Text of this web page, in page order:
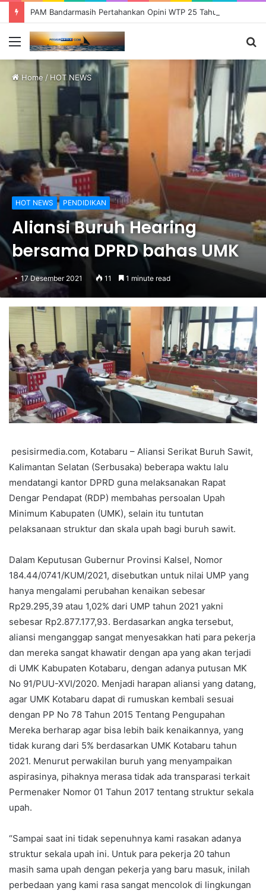
Menu
Home / HOT NEWS
HOT NEWS PENDIDIKAN
Aliansi Buruh Hearing
bersama DPRD bahas UMK
17 Desember 2021 11 1 minute read
pesisirmedia.com, Kotabaru – Aliansi Serikat Buruh Sawit,
Kalimantan Selatan (Serbusaka) beberapa waktu lalu
mendatangi kantor DPRD guna melaksanakan Rapat
Dengar Pendapat (RDP) membahas persoalan Upah
Minimum Kabupaten (UMK), selain itu tuntutan
pelaksanaan struktur dan skala upah bagi buruh sawit.
Dalam Keputusan Gubernur Provinsi Kalsel, Nomor
184.44/0741/KUM/2021, disebutkan untuk nilai UMP yang
hanya mengalami perubahan kenaikan sebesar
Rp29.295,39 atau 1,02% dari UMP tahun 2021 yakni
sebesar Rp2.877.177,93. Berdasarkan angka tersebut,
aliansi menganggap sangat menyesakkan hati para pekerja
dan mereka sangat khawatir dengan apa yang akan terjadi
di UMK Kabupaten Kotabaru, dengan adanya putusan MK
No 91/PUU-XVI/2020. Menjadi harapan aliansi yang datang,
agar UMK Kotabaru dapat di rumuskan kembali sesuai
dengan PP No 78 Tahun 2015 Tentang Pengupahan
Mereka berharap agar bisa lebih baik kenaikannya, yang
tidak kurang dari 5% berdasarkan UMK Kotabaru tahun
2021. Menurut perwakilan buruh yang menyampaikan
aspirasinya, pihaknya merasa tidak ada transparasi terkait
Permenaker Nomor 01 Tahun 2017 tentang struktur sekala
upah.
“Sampai saat ini tidak sepenuhnya kami rasakan adanya
struktur sekala upah ini. Untuk para pekerja 20 tahun
masih sama upah dengan pekerja yang baru masuk, inilah
perbedaan yang kami rasa sangat mencolok di lingkungan